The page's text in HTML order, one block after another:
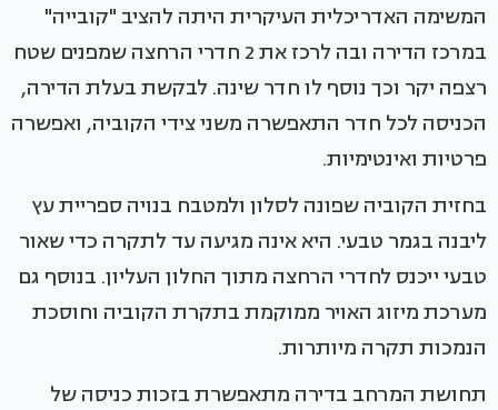
המשימה האדריכלית העיקרית היתה להציב "קובייה"
במרכז הדירה ובה לרכז את 2 חדרי הרחצה שמפנים שטח
רצפה יקר וכך נוסף לו חדר שינה. לבקשת בעלת הדירה,
הכניסה לכל חדר התאפשרה משני צידי הקוביה, ואפשרה
פרטיות ואינטימיות.
בחזית הקוביה שפונה לסלון ולמטבח בנויה ספריית עץ
ליבנה בגמר טבעי. היא אינה מגיעה עד לתקרה כדי שאור
טבעי ייכנס לחדרי הרחצה מתוך החלון העליון. בנוסף גם
מערכת מיזוג האויר ממוקמת בתקרת הקוביה וחוסכת
הנמכות תקרה מיותרות.
תחושת המרחב בדירה מתאפשרת בזכות כניסה של